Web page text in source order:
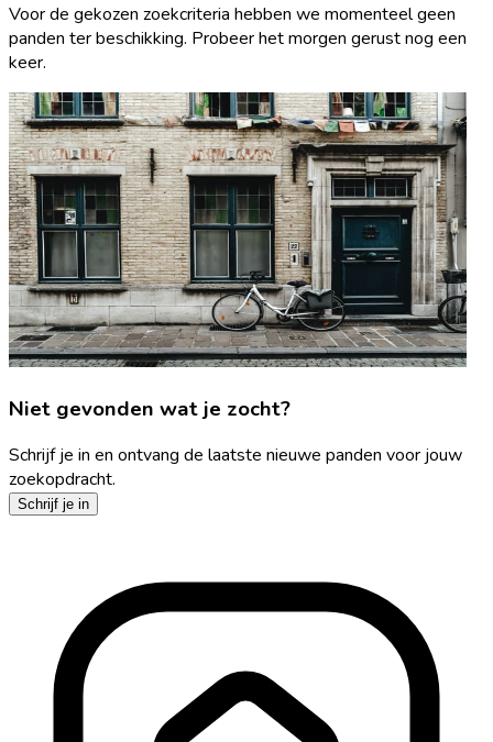
Voor de gekozen zoekcriteria hebben we momenteel geen
panden ter beschikking. Probeer het morgen gerust nog een
keer.
Niet gevonden wat je zocht?
Schrijf je in en ontvang de laatste nieuwe panden voor jouw
zoekopdracht.
Schrijf je in